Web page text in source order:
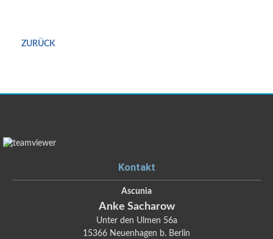
ZURÜCK
Kontakt
Ascunia
Anke Sacharow
Unter den Ulmen 56a
15366 Neuenhagen b. Berlin